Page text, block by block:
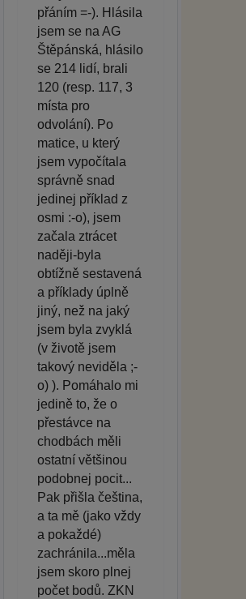
přáním =-). Hlásila
jsem se na AG
Štěpánská, hlásilo
se 214 lidí, brali
120 (resp. 117, 3
místa pro
odvolání). Po
matice, u který
jsem vypočítala
správně snad
jedinej příklad z
osmi :-o), jsem
začala ztrácet
naději-byla
obtížně sestavená
a příklady úplně
jiný, než na jaký
jsem byla zvyklá
(v životě jsem
takový neviděla ;-
o) ). Pomáhalo mi
jedině to, že o
přestávce na
chodbách měli
ostatní většinou
podobnej pocit...
Pak přišla čeština,
a ta mě (jako vždy
a pokaždé)
zachránila...měla
jsem skoro plnej
počet bodů. ZKN